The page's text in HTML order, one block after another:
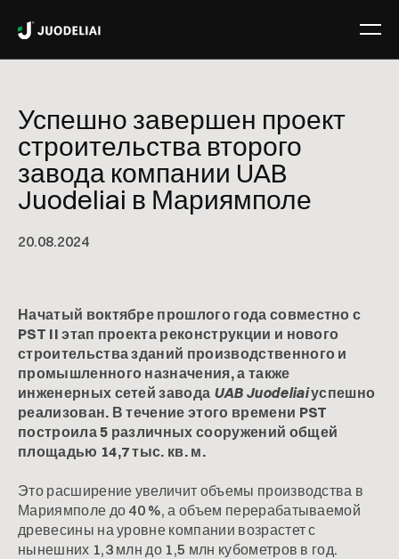
Успешно завершен проект
строительства второго
завода компании UAB
Juodeliai в Мариямполе
20.08.2024
Начатый воктябре прошлого года совместно с
PST II этап проекта реконструкции и нового
строительства зданий производственного и
промышленного назначения, а также
инженерных сетей завода UAB Juodeliaiуспешно
реализован. В течение этого времени PST
построила 5 различных сооружений общей
площадью 14,7 тыс. кв. м.
Это расширение увеличит объемы производства в
Мариямполе до 40 %, а объем перерабатываемой
древесины на уровне компании возрастет с
нынешних 1,3 млн до 1,5 млн кубометров в год.